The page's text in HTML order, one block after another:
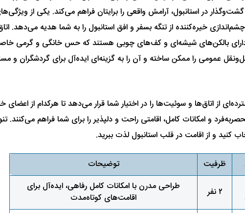
در استانبول، آرامش واقعی را برایتان فراهم می‌کند. یکی از
خیره‌کننده از تنگه بسفر و افق استانبول را به شما هدیه می‌دهد.
دارای بالکن‌های شیشه‌ای و کف‌های چوبی هستند که حس خانگی و گرمی
عمومی را ممکن ساخته و آن را به گزینه‌ای ایده‌آل برای گردشگران و
از اتاق‌ها و سوئیت‌ها را در اختیار شما قرار می‌دهد تا هرکدام از اعضای
که هرکدام با طراحی منحصربه‌فرد و امکانات کامل، اقامتی راحت و دلپذیر را برای شما
کنید و از اقامت در قلب استانبول لذت ببرید.
ظرفیت
توضیحات
۲ نفر
طراحی مدرن با امکانات کامل رفاهی، ایده‌آل برای
اقامت‌های کوتاه‌مدت